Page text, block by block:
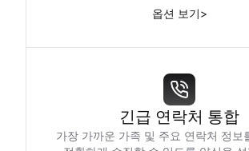
옵션 보기>
긴급 연락처 통합
가장 가까운 가족 및 주요 연락처 정보